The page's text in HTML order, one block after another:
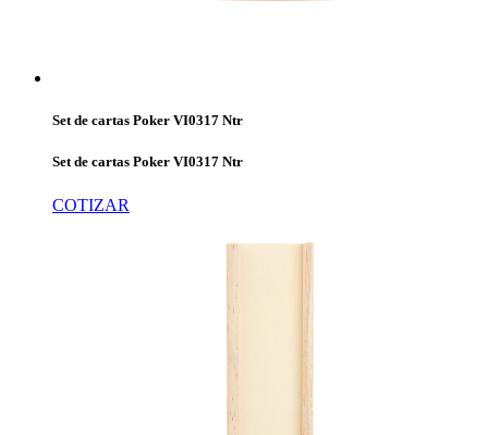
Set de cartas Poker VI0317 Ntr
Set de cartas Poker VI0317 Ntr
COTIZAR